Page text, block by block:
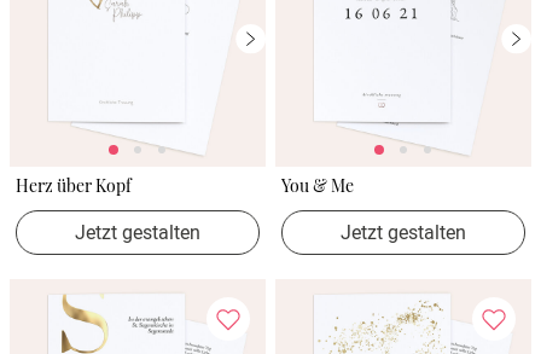
Herz über Kopf
Jetzt gestalten
You & Me
Jetzt gestalten